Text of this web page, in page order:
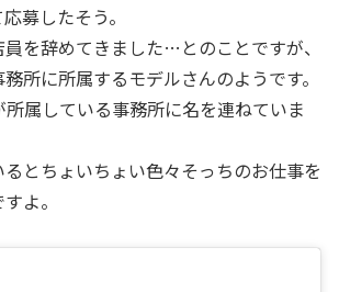
募したそう。
を辞めてきました…とのことですが、
所に所属するモデルさんのようです。
属している事務所に名を連ねていま
とちょいちょい色々そっちのお仕事を
よ。